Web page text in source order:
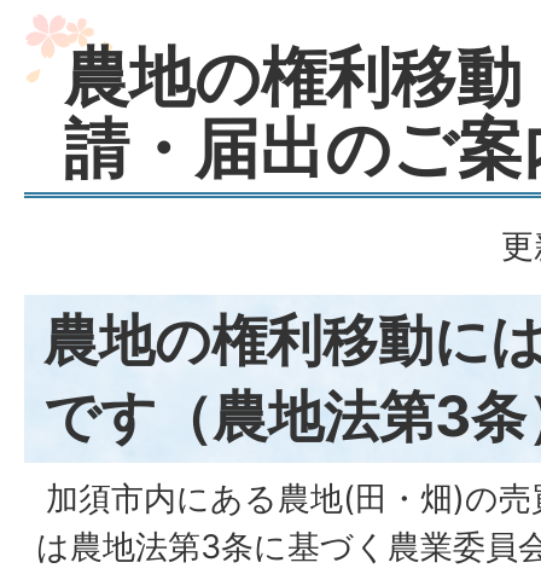
農地の権利移
請・届出のご案
農地の権利移動に
です（農地法第3条
加須市内にある農地(田・畑)の
は農地法第3条に基づく農業委員